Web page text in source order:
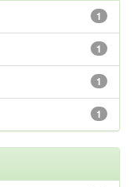
1
1
1
1